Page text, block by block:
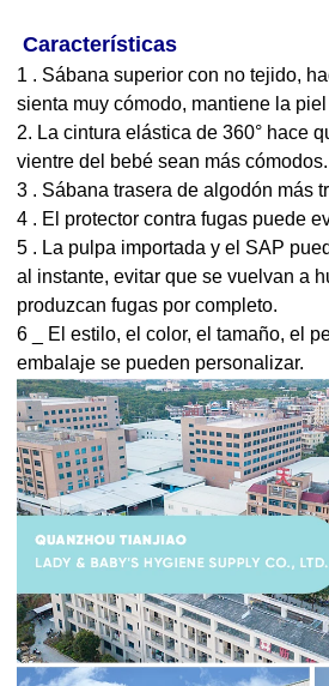
Características
1 . Sábana superior con no tejido,
sienta muy cómodo, mantiene la
2. La cintura elástica de 360° hace
vientre del bebé sean más cómodos.
3 . Sábana trasera de algodón más
4 . El protector contra fugas puede
5 . La pulpa importada y el SAP
al instante, evitar que se vuelvan a
produzcan fugas por completo.
6
El estilo, el color, el tamaño, el
embalaje se pueden personalizar.